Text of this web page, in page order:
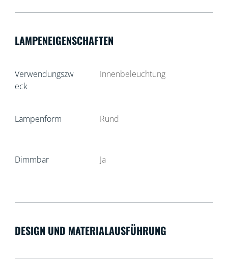
LAMPENEIGENSCHAFTEN
Verwendungszw
eck
Innenbeleuchtung
Lampenform Rund
Dimmbar Ja
DESIGN UND MATERIALAUSFÜHRUNG